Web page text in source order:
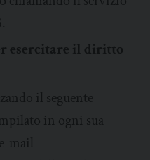
esercitare il diritto
il seguente
in ogni sua
mail